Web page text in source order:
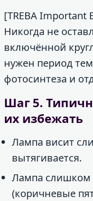
[TREBA Important
Никогда не
включённой
нужен период
фотосинтеза и
Шаг 5.
их избежать
Лампа висит
вытягивается.
Лампа слишком
(коричневые